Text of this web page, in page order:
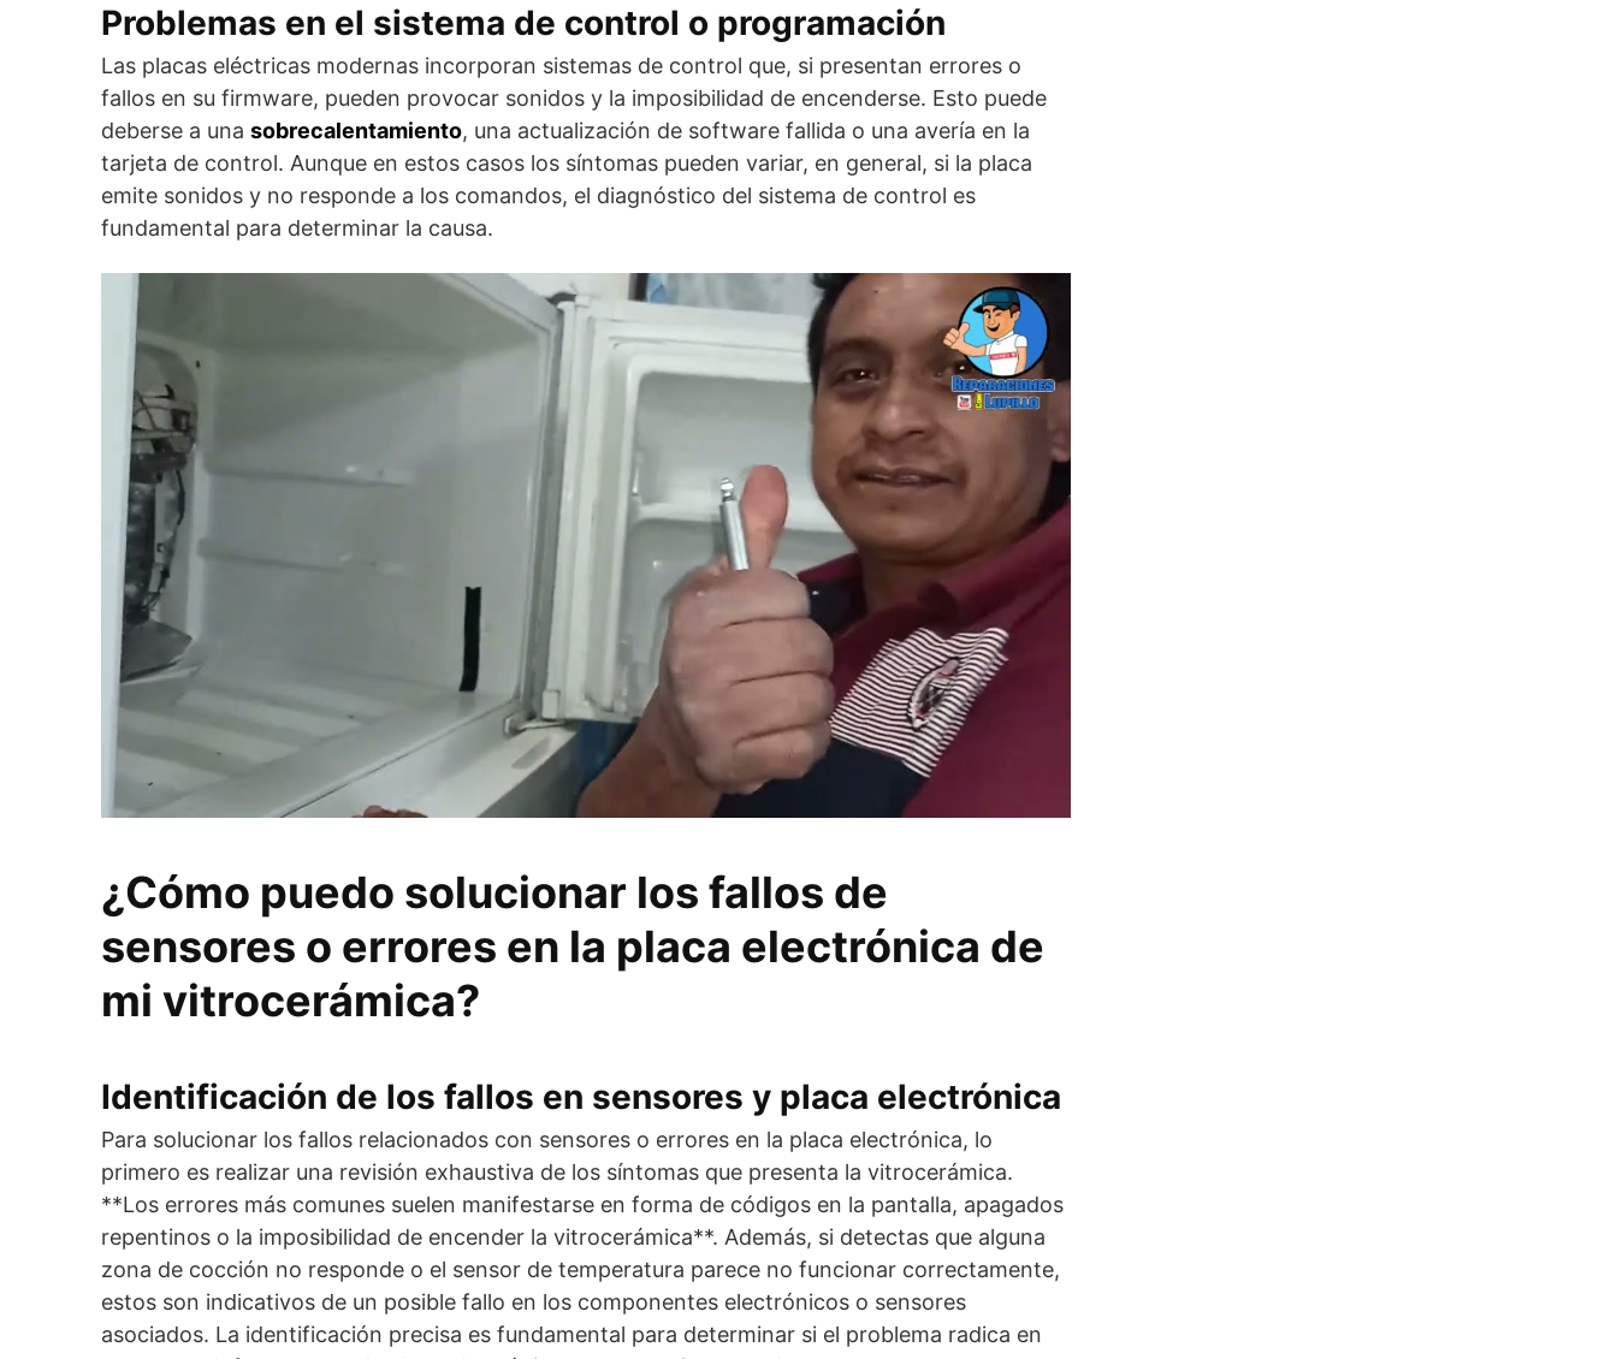
Problemas en el sistema de control o programación
Las placas eléctricas modernas incorporan sistemas de control que, si presentan errores o
fallos en su firmware, pueden provocar sonidos y la imposibilidad de encenderse. Esto puede
deberse a una sobrecalentamiento, una actualización de software fallida o una avería en la
tarjeta de control. Aunque en estos casos los síntomas pueden variar, en general, si la placa
emite sonidos y no responde a los comandos, el diagnóstico del sistema de control es
fundamental para determinar la causa.
¿Cómo puedo solucionar los fallos de
sensores o errores en la placa electrónica de
mi vitrocerámica?
Identificación de los fallos en sensores y placa electrónica
Para solucionar los fallos relacionados con sensores o errores en la placa electrónica, lo
primero es realizar una revisión exhaustiva de los síntomas que presenta la vitrocerámica.
**Los errores más comunes suelen manifestarse en forma de códigos en la pantalla, apagados
repentinos o la imposibilidad de encender la vitrocerámica**. Además, si detectas que alguna
zona de cocción no responde o el sensor de temperatura parece no funcionar correctamente,
estos son indicativos de un posible fallo en los componentes electrónicos o sensores
asociados. La identificación precisa es fundamental para determinar si el problema radica en